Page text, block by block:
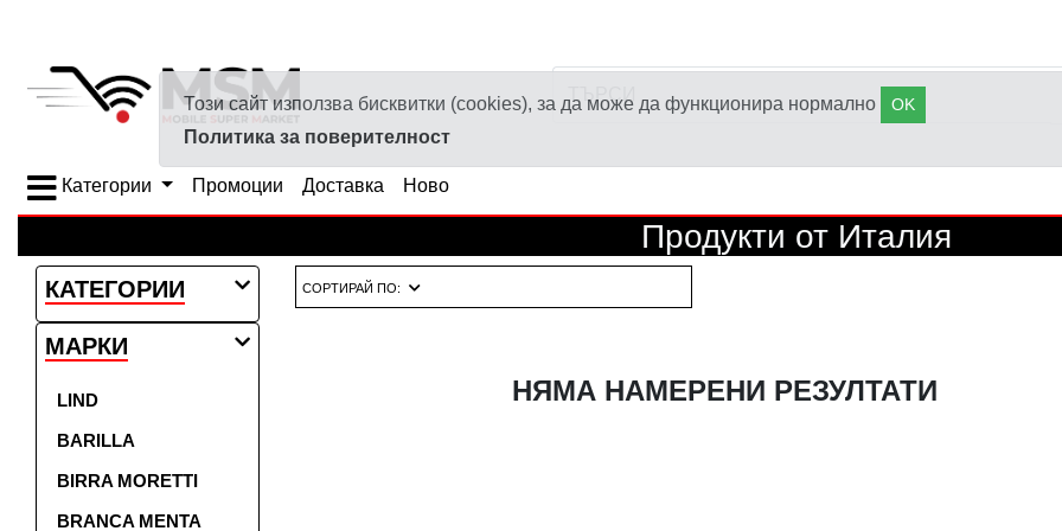
Категории Промоции Доставка Ново
Продукти от Италия
Този сайт използва бисквитки (cookies), за да може да функционира нормално OK
Политика за поверителност
КАТЕГОРИИ
МАРКИ
LIND
BARILLA
BIRRA MORETTI
BRANCA MENTA
СОРТИРАЙ ПО:
НЯМА НАМЕРЕНИ РЕЗУЛТАТИ